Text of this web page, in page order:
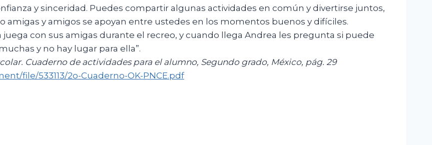
y sinceridad. Puedes compartir algunas actividades en común y divertirse juntos,
amigas y amigos se apoyan entre ustedes en los momentos buenos y difíciles.
juega con sus amigas durante el recreo, y cuando llega Andrea les pregunta si puede
y no hay lugar para ella”.
Cuaderno de actividades para el alumno, Segundo grado, México, pág. 29
file/533113/2o-Cuaderno-OK-PNCE.pdf